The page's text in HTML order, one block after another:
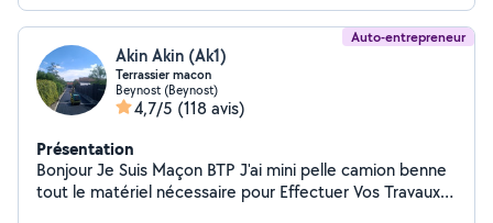
Auto-entrepreneur
Akin Akin (Ak1)
Terrassier macon
Beynost (Beynost)
4,7/5 (118 avis)
Présentation
Bonjour Je Suis Maçon BTP J'ai mini pelle camion benne
tout le matériel nécessaire pour Effectuer Vos Travaux